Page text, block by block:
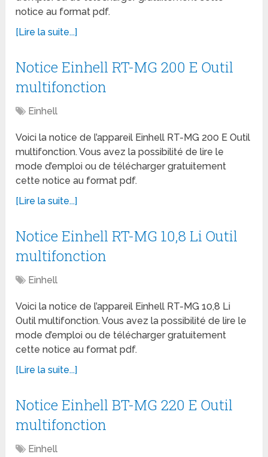
notice au format pdf.
[Lire la suite...]
Notice Einhell RT-MG 200 E Outil
multifonction
Einhell
Voici la notice de l’appareil Einhell RT-MG 200 E Outil
multifonction. Vous avez la possibilité de lire le
mode d’emploi ou de télécharger gratuitement
cette notice au format pdf.
[Lire la suite...]
Notice Einhell RT-MG 10,8 Li Outil
multifonction
Einhell
Voici la notice de l’appareil Einhell RT-MG 10,8 Li
Outil multifonction. Vous avez la possibilité de lire le
mode d’emploi ou de télécharger gratuitement
cette notice au format pdf.
[Lire la suite...]
Notice Einhell BT-MG 220 E Outil
multifonction
Einhell